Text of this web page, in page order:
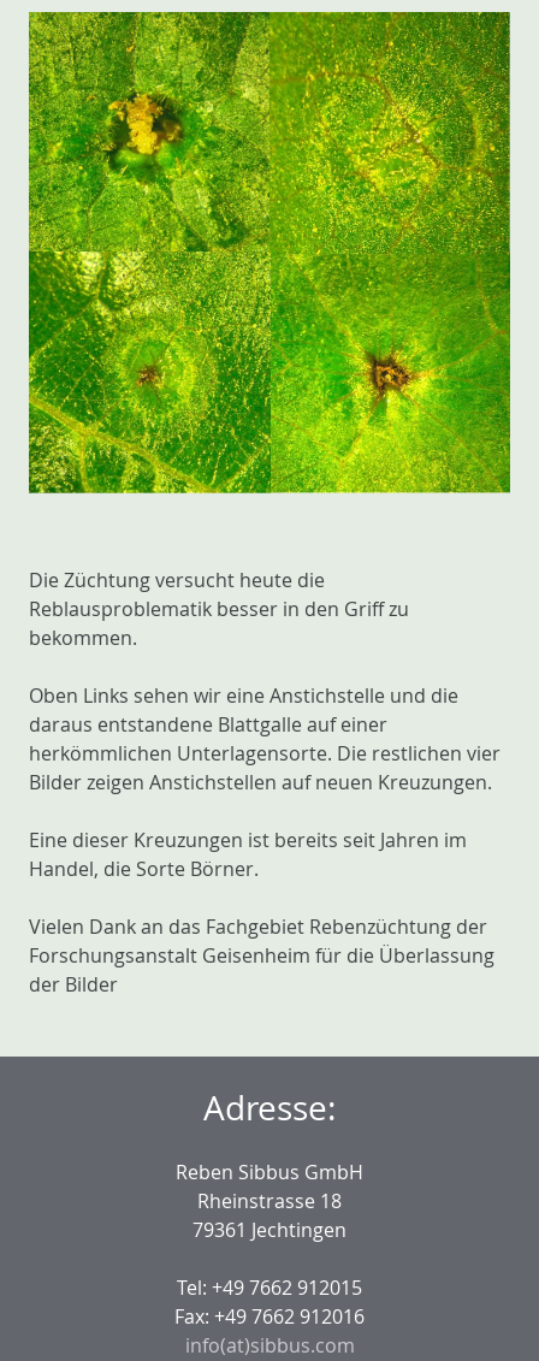
Die Züchtung versucht heute die
Reblausproblematik besser in den Griff zu
bekommen.
Oben Links sehen wir eine Anstichstelle und die
daraus entstandene Blattgalle auf einer
herkömmlichen Unterlagensorte. Die restlichen vier
Bilder zeigen Anstichstellen auf neuen Kreuzungen.
Eine dieser Kreuzungen ist bereits seit Jahren im
Handel, die Sorte Börner.
Vielen Dank an das Fachgebiet Rebenzüchtung der
Forschungsanstalt Geisenheim für die Überlassung
der Bilder
Adresse:
Reben Sibbus GmbH
Rheinstrasse 18
79361 Jechtingen
Tel: +49 7662 912015
Fax: +49 7662 912016
info(at)sibbus.com